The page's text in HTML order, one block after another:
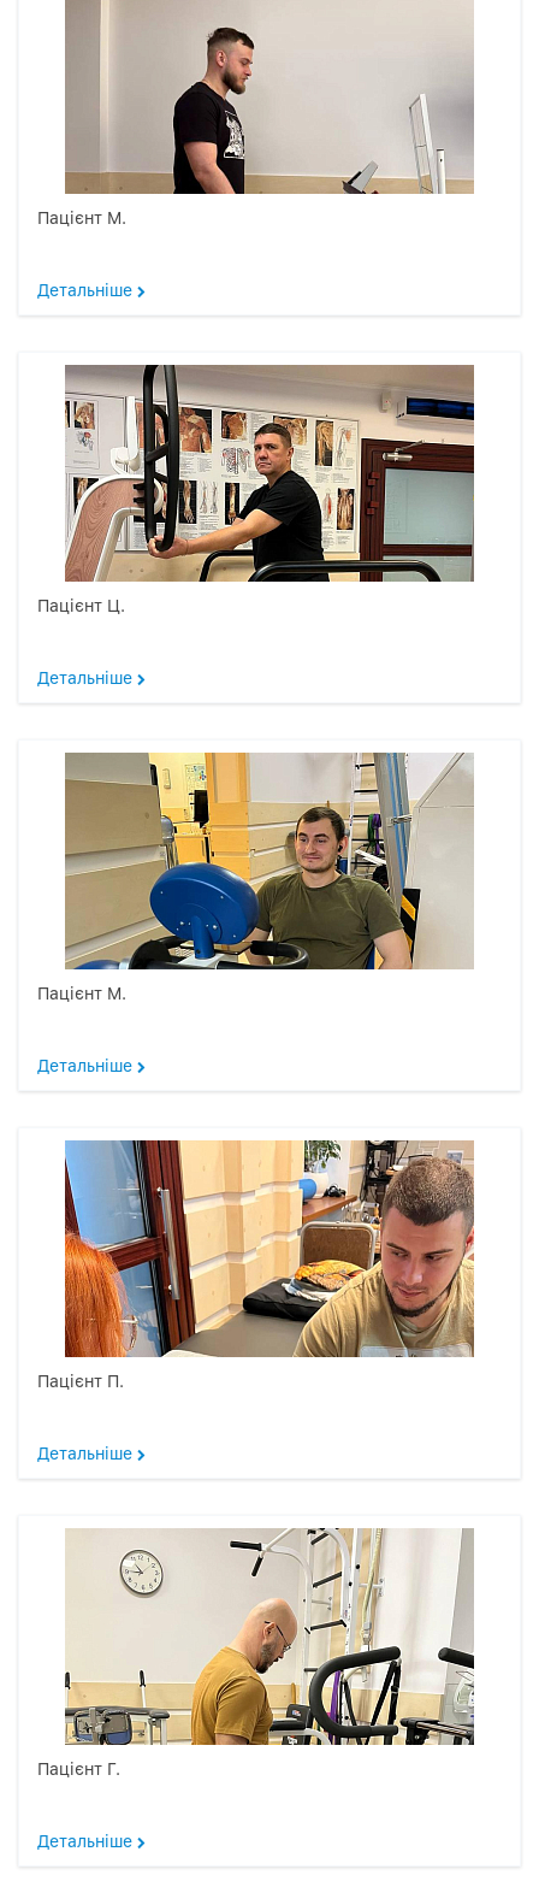
Пацієнт М.
Детальніше
Пацієнт Ц.
Детальніше
Пацієнт М.
Детальніше
Пацієнт П.
Детальніше
Пацієнт Г.
Детальніше